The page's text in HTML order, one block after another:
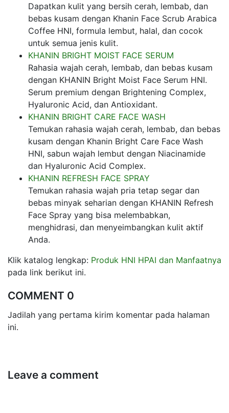
Dapatkan kulit yang bersih cerah, lembab, dan
bebas kusam dengan Khanin Face Scrub Arabica
Coffee HNI, formula lembut, halal, dan cocok
untuk semua jenis kulit.
KHANIN BRIGHT MOIST FACE SERUM
Rahasia wajah cerah, lembab, dan bebas kusam
dengan KHANIN Bright Moist Face Serum HNI.
Serum premium dengan Brightening Complex,
Hyaluronic Acid, dan Antioxidant.
KHANIN BRIGHT CARE FACE WASH
Temukan rahasia wajah cerah, lembab, dan bebas
kusam dengan Khanin Bright Care Face Wash
HNI, sabun wajah lembut dengan Niacinamide
dan Hyaluronic Acid Complex.
KHANIN REFRESH FACE SPRAY
Temukan rahasia wajah pria tetap segar dan
bebas minyak seharian dengan KHANIN Refresh
Face Spray yang bisa melembabkan,
menghidrasi, dan menyeimbangkan kulit aktif
Anda.
Klik katalog lengkap: Produk HNI HPAI dan Manfaatnya
pada link berikut ini.
COMMENT 0
Jadilah yang pertama kirim komentar pada halaman
ini.
Leave a comment